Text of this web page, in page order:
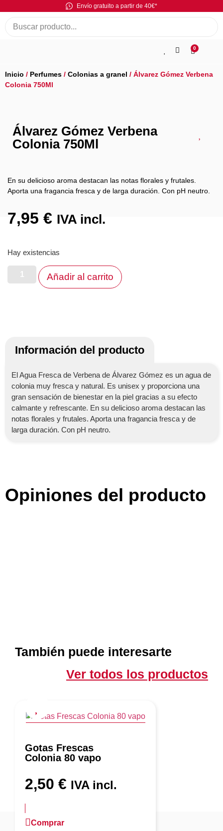
Envío gratuito a partir de 40€*
0
Inicio / Perfumes / Colonias a granel / Álvarez Gómez Verbena
Colonia 750Ml
Álvarez Gómez Verbena
Colonia 750Ml
En su delicioso aroma destacan las notas florales y frutales.
Aporta una fragancia fresca y de larga duración. Con pH neutro.
7,95 € IVA incl.
Hay existencias
Añadir al carrito
Información del producto
El Agua Fresca de Verbena de Álvarez Gómez es un agua de
colonia muy fresca y natural. Es unisex y proporciona una
gran sensación de bienestar en la piel gracias a su efecto
calmante y refrescante. En su delicioso aroma destacan las
notas florales y frutales. Aporta una fragancia fresca y de
larga duración. Con pH neutro.
Opiniones del producto
También puede interesarte
Ver todos los productos
Gotas Frescas
Colonia 80 vapo
2,50 € IVA incl.
Comprar